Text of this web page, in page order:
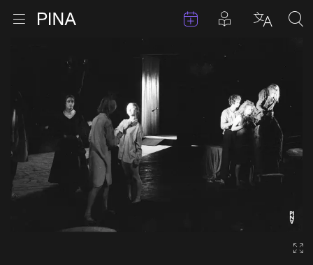
Ouvrir le menu Retour à la page d'accueil Évenements
Articles en